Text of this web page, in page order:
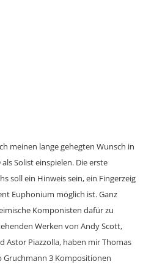
meinen lange gehegten Wunsch in
Solist einspielen. Die erste
soll ein Hinweis sein, ein Fingerzeig
Euphonium möglich ist. Ganz
Komponisten dafür zu
Werken von Andy Scott,
Astor Piazzolla, haben mir Thomas
Gruchmann 3 Kompositionen